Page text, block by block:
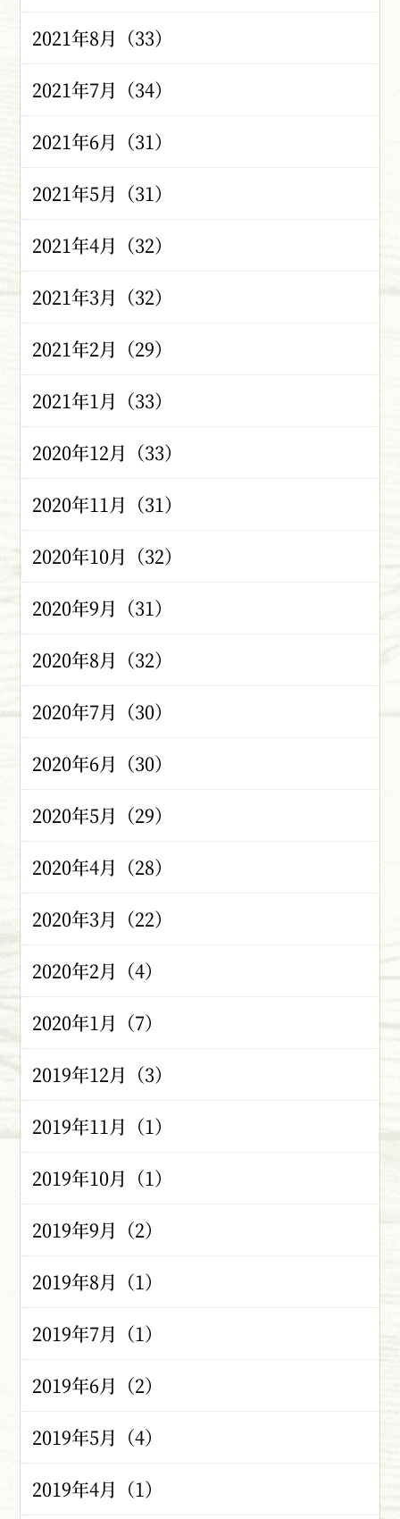
2021年8月（33）
2021年7月（34）
2021年6月（31）
2021年5月（31）
2021年4月（32）
2021年3月（32）
2021年2月（29）
2021年1月（33）
2020年12月（33）
2020年11月（31）
2020年10月（32）
2020年9月（31）
2020年8月（32）
2020年7月（30）
2020年6月（30）
2020年5月（29）
2020年4月（28）
2020年3月（22）
2020年2月（4）
2020年1月（7）
2019年12月（3）
2019年11月（1）
2019年10月（1）
2019年9月（2）
2019年8月（1）
2019年7月（1）
2019年6月（2）
2019年5月（4）
2019年4月（1）